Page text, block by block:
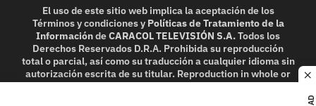
El uso de este sitio web implica la aceptación de los
Términos y condicionesy Políticas de Tratamiento de la
InformacióndeCARACOL TELEVISIÓN S.A.Todos los
Derechos Reservados D.R.A. Prohibida su reproducción
total o parcial, así como su traducción a cualquier idioma sin
autorización escrita de su titular. Reproduction in whole or
in part, or translation without written permission is